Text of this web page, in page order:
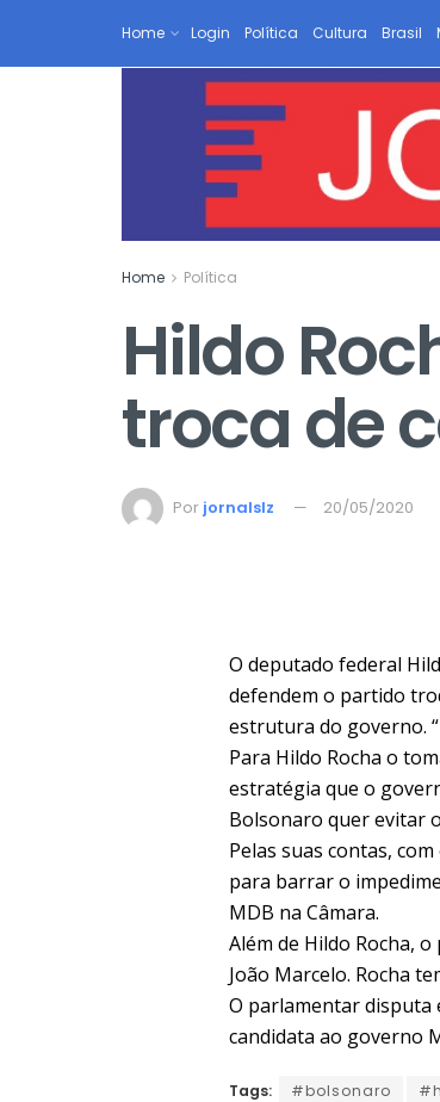
Home Login Política Cultura Brasil
Home Política
Hildo
troca de
Por jornalslz 20/05/2020
O deputado federal
defendem o partido
estrutura do governo.
Para Hildo Rocha o
estratégia que o
Bolsonaro quer evitar
Pelas suas contas,
para barrar o
MDB na Câmara.
Além de Hildo Rocha,
João Marcelo. Rocha
O parlamentar disputa
candidata ao governo
Tags: #bolsonaro